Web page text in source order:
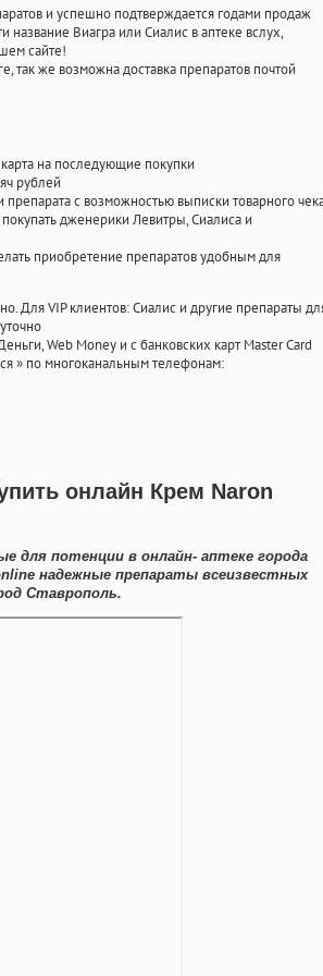
и успешно подтверждается годами продаж
Виагра или Сиалис в аптеке вслух,
сайте!
так же возможна доставка препаратов почтой
на последующие покупки
рублей
с возможностью выписки товарного
дженерики Левитры, Сиалиса и
приобретение препаратов удобным для
Для VIP клиентов: Сиалис и другие препараты
Web Money и с банковских карт Master Card
» по многоканальным телефонам:
онлайн Крем Naron
для потенции в онлайн- аптеке города
надежные препараты всеизвестных
Ставрополь.